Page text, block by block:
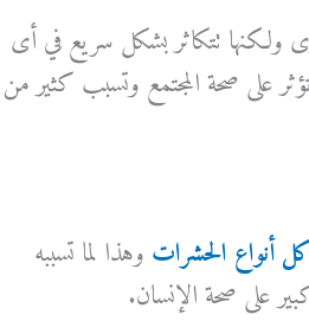
تتكاثر بشكل سريع في أى
على صحة المجتمع وتسبب كثير من
أنواع الحشرات وهذا لما تسببه
على صحة الإنسان.